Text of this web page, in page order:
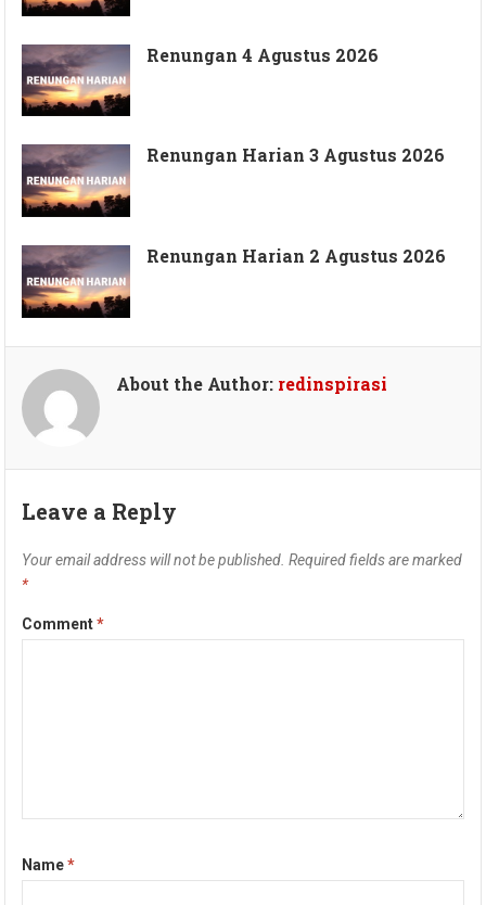
Renungan 4 Agustus 2026
Renungan Harian 3 Agustus 2026
Renungan Harian 2 Agustus 2026
About the Author: redinspirasi
Leave a Reply
Your email address will not be published. Required fields are marked
*
Comment*
Name*